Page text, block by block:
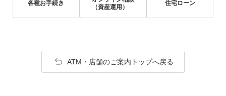
各種お手続き
（資産運用）
住宅ローン
ATM・店舗のご案内トップへ戻る